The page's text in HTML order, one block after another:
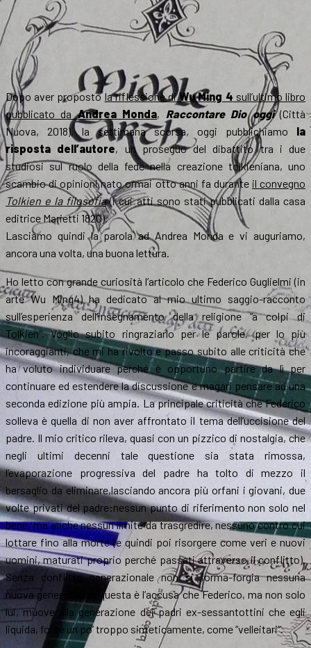
Dopo aver propostola riflessione diWu Ming 4 sull’ultimo libro
pubblicato daAndrea Monda, Raccontare Dio oggi(Città
Nuova, 2018), la settimana scorsa, oggi pubblichiamo la
risposta dell’autore, un proseguo del dibattito tra i due
studiosi sul ruolo della fede nella creazione tolkieniana, uno
scambio di opinioni nato ormai otto anni fa durante il convegno
Tolkien e la filosofia(i cui atti sono stati pubblicati dalla casa
editrice Marietti 1820).
Lasciamo quindi la parola ad Andrea Monda e vi auguriamo,
ancora una volta, una buona lettura.
Ho letto con grande curiosità l’articolo che Federico Guglielmi (in
arte Wu Ming4) ha dedicato al mio ultimo saggio-racconto
sull’esperienza dell’insegnamento della religione “a colpi di
Tolkien”. Voglio subito ringraziarlo per le parole, per lo più
incoraggianti, che mi ha rivolto e passo subito alle criticità che
ha voluto individuare perché è opportuno partire da lì per
continuare ed estendere la discussione e magari pensare ad una
seconda edizione più ampia. La principale criticità che Federico
solleva è quella di non aver affrontato il tema dell’uccisione del
padre. Il mio critico rileva, quasi con un pizzico di nostalgia, che
negli ultimi decenni tale questione sia stata rimossa,
l’evaporazione progressiva del padre ha tolto di mezzo il
bersaglio da eliminare,lasciando ancora più orfani i giovani, due
volte privati del padre:nessun punto di riferimento non solo nel
bene, ma anche nessun limite da trasgredire, nessuno contro cui
lottare fino alla morte (e quindi poi risorgere come veri e nuovi
uomini, maturati proprio perché passati attraverso il conflitto).
Senza conflitto generazionale non si forma-forgia nessuna
nuova generazione, questa è l’accusa che Federico, ma non solo
lui, muove alla generazione dei padri ex-sessantottini che egli
liquida, forse un po’ troppo sinteticamente, come “velleitari”.